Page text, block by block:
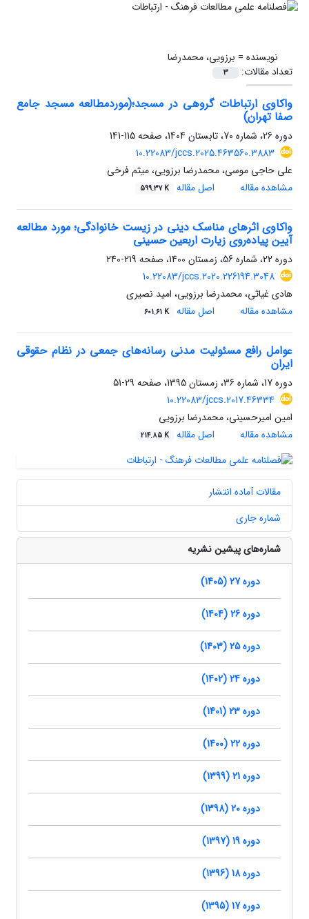
نویسنده = برزویی، محمدرضا
تعداد مقالات:
3
واکاوی ارتباطات گروهی در مسجد؛(موردمطالعه مسجد جامع
صفا تهران)
دوره 26، شماره 70، تابستان 1404، صفحه
115-141
10.22083/jccs.2025.463560.3883
علی حاجی موسی، محمدرضا برزویی، میثم فرخی
مشاهده مقاله
اصل مقاله 599.37 K
واکاوی اثرهای مناسک دینی در زیست خانوادگی؛ مورد مطالعه
آیین پیاده‌روی زیارت اربعین حسینی
دوره 22، شماره 56، زمستان 1400، صفحه
219-240
10.22083/jccs.2020.226194.3048
هادی غیاثی، محمدرضا برزویی، امید نصیری
مشاهده مقاله
اصل مقاله 601.61 K
عوامل رافع مسئولیت مدنی رسانه‌های جمعی در نظام حقوقی
ایران
دوره 17، شماره 36، زمستان 1395، صفحه
29-51
10.22083/jccs.2017.46334
امین امیرحسینی، محمدرضا برزویی
مشاهده مقاله
اصل مقاله 214.85 K
مقالات آماده انتشار
شماره جاری
شماره‌های پیشین نشریه
دوره 27 (1405)
دوره 26 (1404)
دوره 25 (1403)
دوره 24 (1402)
دوره 23 (1401)
دوره 22 (1400)
دوره 21 (1399)
دوره 20 (1398)
دوره 19 (1397)
دوره 18 (1396)
دوره 17 (1395)